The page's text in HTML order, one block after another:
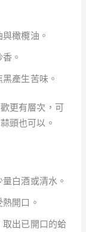
橄欖油。
。
產生苦味。
更有層次，可
頭也可以。
白酒或清水。
開口。
出已開口的蛤